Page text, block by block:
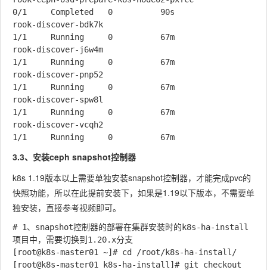
0/1     Completed   0          90s
rook-discover-bdk7k
1/1     Running     0          67m
rook-discover-j6w4m
1/1     Running     0          67m
rook-discover-pnp52
1/1     Running     0          67m
rook-discover-spw8l
1/1     Running     0          67m
rook-discover-vcqh2
3.3、安装ceph snapshot控制器
k8s 1.19版本以上需要单独安装snapshot控制器，才能完成pvc的
快照功能，所以在此提前安装下，如果是1.19以下版本，不需要单
独安装，直接参考视频即可。
# 1、snapshot控制器的部署在集群安装时的k8s-ha-install
项目中，需要切换到1.20.x分支
[root@k8s-master01 ~]# cd /root/k8s-ha-install/
[root@k8s-master01 k8s-ha-install]# git checkout